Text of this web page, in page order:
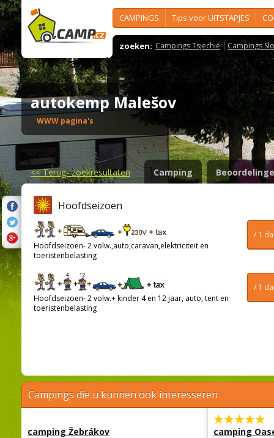
CAMPINGS Tips voor UITSTAPJES
zoeken: Campings Tsjechië Campings
autokemp Malešov
WWW pagina's
<<Terug- zoekresultaten Camping
Hoofdseizoen
/ 1
Hoofdseizoen- 2 volw.,auto,caravan,elektriciteit en
toeristenbelasting
/ 1
Hoofdseizoen- 2 volw.+ kinder 4 en 12 jaar, auto, tent en
toeristenbelasting
Campings die u kunnen ook interesseren
camping Žebrákov camping